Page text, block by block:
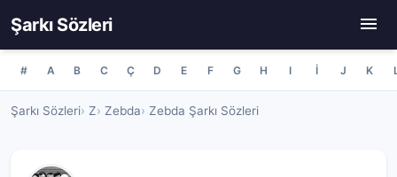
Şarkı Sözleri
# A B C Ç D E F G H I İ J K
Şarkı Sözleri Z Zebda Zebda Şarkı Sözleri